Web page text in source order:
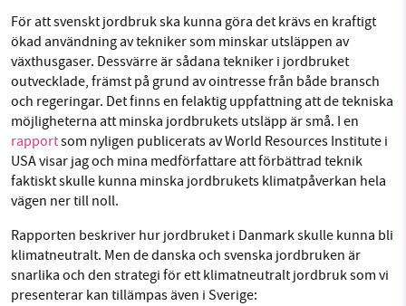
För att svenskt jordbruk ska kunna göra det krävs en kraftigt
ökad användning av tekniker som minskar utsläppen av
växthusgaser. Dessvärre är sådana tekniker i jordbruket
outvecklade, främst på grund av ointresse från både bransch
och regeringar. Det finns en felaktig uppfattning att de tekniska
möjligheterna att minska jordbrukets utsläpp är små. I en
rapportsom nyligen publicerats av World Resources Institute i
USA visar jag och mina medförfattare att förbättrad teknik
faktiskt skulle kunna minska jordbrukets klimatpåverkan hela
vägen ner till noll.
Rapporten beskriver hur jordbruket i Danmark skulle kunna bli
klimatneutralt. Men de danska och svenska jordbruken är
snarlika och den strategi för ett klimatneutralt jordbruk som vi
presenterar kan tillämpas även i Sverige: